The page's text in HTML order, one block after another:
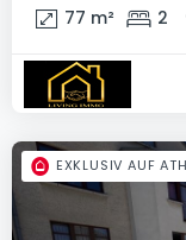
77 m² 2
EXKLUSIV AUF